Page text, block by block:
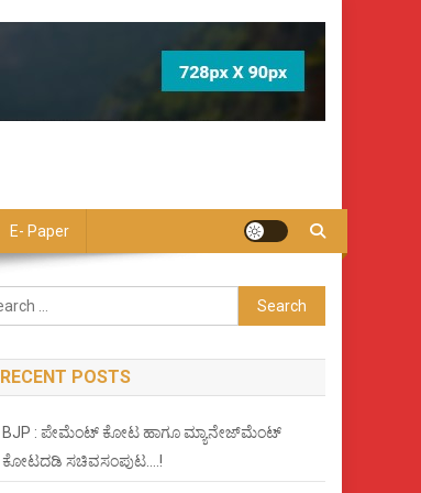
E- Paper
Search
for:
RECENT POSTS
BJP : ಪೇಮೆಂಟ್ ಕೋಟ ಹಾಗೂ ಮ್ಯಾನೇಜ್‍ಮೆಂಟ್
ಕೋಟದಡಿ ಸಚಿವಸಂಪುಟ….!